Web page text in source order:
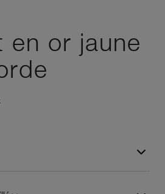
en or jaune